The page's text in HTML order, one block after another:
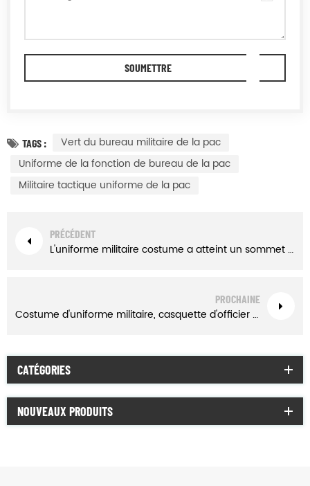
TAGS :
Vert du bureau militaire de la pac
Uniforme de la fonction de bureau de la pac
Militaire tactique uniforme de la pac
PRÉCÉDENT
L'uniforme militaire costume a atteint un sommet officier de la pac
PROCHAINE
Costume d'uniforme militaire, casquette d'officier à visière
CATÉGORIES
NOUVEAUX PRODUITS